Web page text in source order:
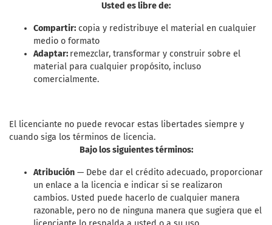
Usted es libre de:
Compartir: copia y redistribuye el material en cualquier
medio o formato
Adaptar: remezclar, transformar y construir sobre el
material para cualquier propósito, incluso
comercialmente.
El licenciante no puede revocar estas libertades siempre y
cuando siga los términos de licencia.
Bajo los siguientes términos:
Atribución — Debe dar el crédito adecuado, proporcionar
un enlace a la licencia e indicar si se realizaron
cambios. Usted puede hacerlo de cualquier manera
razonable, pero no de ninguna manera que sugiera que el